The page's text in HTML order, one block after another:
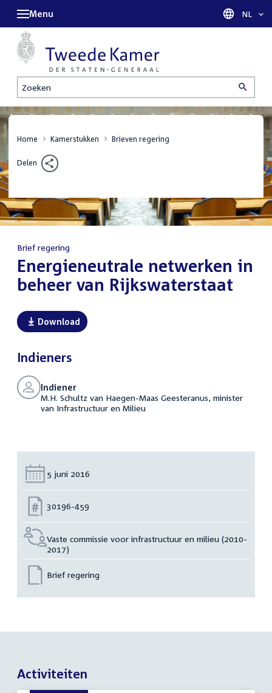
Zoeken
Menu Taal
NL
Home Kamerstukken Brieven regering
Delen
Brief regering
:Energieneutrale netwerken in
beheer van Rijkswaterstaat
Download
Indieners
Indiener
M.H. Schultz van Haegen-Maas Geesteranus, minister
van Infrastructuur en Milieu
Datum:
5 juni 2016
Nummer:
30196-459
Vaste commissie voor infrastructuur en milieu (2010-
2017)
Brief regering
Activiteiten